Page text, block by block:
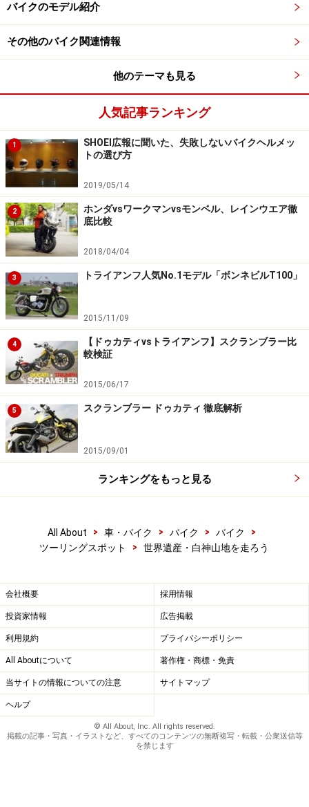
バイクのモデル紹介
その他のバイク関連情報
他のテーマも見る
人気記事ランキング
1
SHOEI広報に聞いた、失敗しないバイクヘルメッ
トの選び方
2019/05/14
2
ホンダvsワークマンvsモンベル、レインウエア徹
底比較
2018/04/04
3 トライアンフ人気No.1モデル「ボンネビルT100」
2015/11/09
4
【ドゥカティvsトライアンフ】スクランブラー比
較検証
2015/06/17
5 スクランブラー ドゥカティ 徹底解析
2015/09/01
ランキングをもっと見る
All About > 車・バイク > バイク > バイク
>
ツーリングスポット
> 世界遺産・白神山地を走ろう
会社概要 採用情報
投資家情報 広告掲載
利用規約 プライバシーポリシー
All Aboutについて 著作権・商標・免責
当サイトの情報についての注意 サイトマップ
ヘルプ
© All About, Inc. All rights reserved.
掲載の記事・写真・イラストなど、すべてのコンテンツの無断複写・転載・公衆送信等
を禁じます